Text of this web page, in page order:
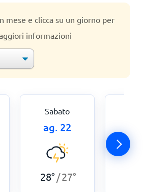
mese e clicca su un giorno per
informazioni
Sabato
ag. 22
28° /27°